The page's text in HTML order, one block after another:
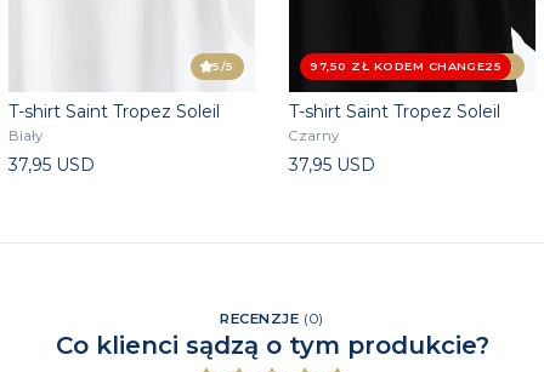
5/5
T-shirt Saint Tropez Soleil
Biały
37,95 USD
97,50 ZŁ KODEM CHANGE25
4.5 /5
T-shirt Saint Tropez Soleil
Czarny
37,95 USD
RECENZJE (0)
Co klienci sądzą o tym produkcie?